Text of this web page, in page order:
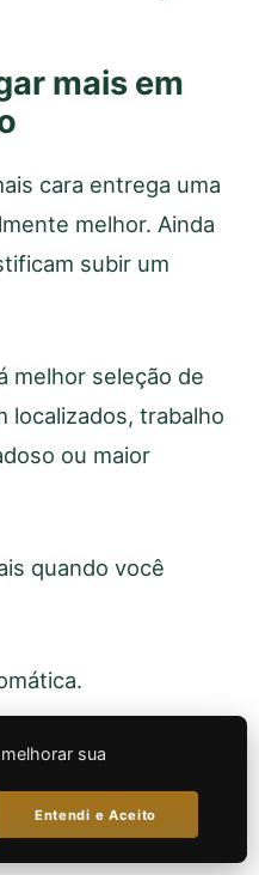
mais em
cara entrega uma
melhor. Ainda
subir um
melhor seleção de
localizados, trabalho
ou maior
quando você
presente.
sua
Entendi e Aceito